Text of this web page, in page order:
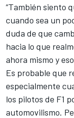
“También siento
cuando sea un
duda de que
hacia lo que
ahora mismo y
Es probable que
especialmente
los pilotos de F1
automovilismo.